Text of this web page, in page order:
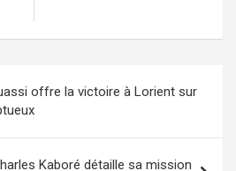
offre la victoire à Lorient sur
Kaboré détaille sa mission